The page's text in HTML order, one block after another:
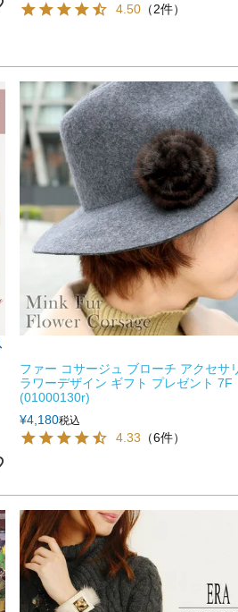
4.50 （2件）
ファー コサージュ ブローチ アクセサ
ラワーデザイン ギフト プレゼント 7F
(01000130r)
¥4,180税込
4.33 （6件）